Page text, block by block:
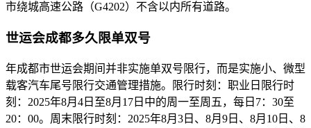
市绕城高速公路（G4202）不含以内所有道路。
世运会成都多久限单双号
年成都市世运会期间并非实施单双号限行，而是实施小、微型
载客汽车尾号限行交通管理措施。限行时刻：职业日限行时
刻：2025年8月4日至8月17日中的周一至周五，每日7：30至
20：00。周末限行时刻：2025年8月3日、8月9日、8月10日、8